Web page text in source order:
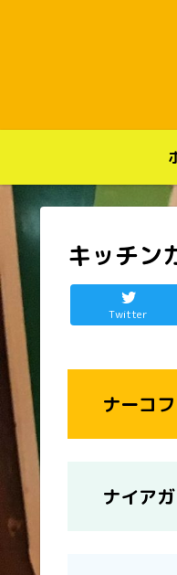
キッチン
Twitter
ナーコ
ナイア